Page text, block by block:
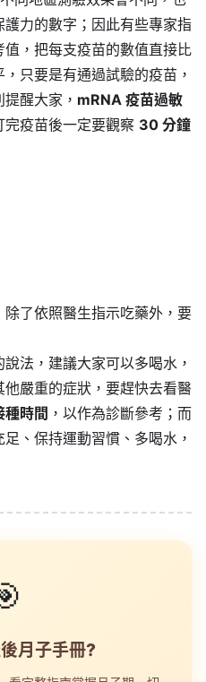
力的數字；因此有些專家指
，把每支疫苗的數值直接比
只要是有通過試驗的疫苗，
醒大家， mRNA 疫苗過敏
疫苗後一定要觀察 30 分鐘
了依照醫生指示吃藥外，要
法，建議大家可以多喝水，
嚴重的症狀，要趕快去看醫
時間 ，以作為診斷參考；而
、保持運動習慣、多喝水，
月子手冊?